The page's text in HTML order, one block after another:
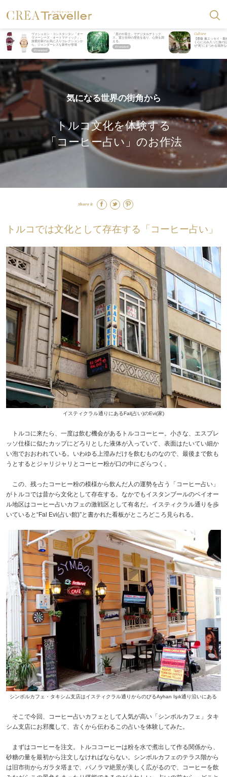
ヴァシュロン・コンスタンタン「オー
ヴァーシーズ・オートマティック」。
旅愛好家のお気に入りコレクションか
ら、ジェンダーレスな新作が登場
「星のや富士」でデジタルデトック
ス。冨士信仰の歴史を辿り、心身を調
える。
Culture
【齋藤 薫エッセイ・最
く心に沁み入った旅の
ぜ“死”にまつわる場所
気になる世界の街角から
トルコ文化を体験する
「コーヒー占い」のお作法
Share it
トルコでは文化として存在する「コーヒー占い」
イスティクラル通りにあるFal(占い)のEvi(家)
トルコに来たら、一度は飲む機会があるトルココーヒー。小さな、エスプレ
ッソ仕様に似たカップにどろりとした液体が入っていて、表面はたいてい細か
い泡でおおわれている。いわゆる上澄みだけを飲むものなので、最後まで飲も
うとするとジャリジャリとコーヒー粉が口の中にざらつく。
この、残ったコーヒー粉の模様から飲んだ人の運勢を占う「コーヒー占い」
がトルコでは昔から文化として存在する。なかでもイスタンブールのベイオー
ル地区はコーヒー占いカフェの激戦区として有名だ。イスティクラル通りを歩
いていると“Fal Evi(占い館)”と書かれた看板がところどころ見られる。
シンボルカフェ・タキシム支店はイスティクラル通りからのびるAyhan Işık通り沿いにある
そこで今回、コーヒー占いカフェとして人気が高い「シンボルカフェ」タキ
シム支店にお邪魔して、古くから伝わるこの占いを体験してみた。
まずはコーヒーを注文。トルココーヒーは粉を水で煮出して作る関係から、
砂糖の量を最初から注文しなければならない。シンボルカフェのテラス階から
は旧市街からガラタ塔まで、パノラマ絶景が美しく広がるので、コーヒーを飲